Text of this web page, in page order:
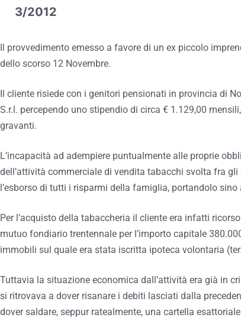
3/2012
Il provvedimento emesso a favore di un ex piccolo
dello scorso 12 Novembre.
Il cliente risiede con i genitori pensionati in provincia di
S.r.l. percependo uno stipendio di circa € 1.129,00
gravanti.
L’incapacità ad adempiere puntualmente alle proprie
dell’attività commerciale di vendita tabacchi svolta fra
l’esborso di tutti i risparmi della famiglia, portandolo sino
Per l’acquisto della tabaccheria il cliente era infatti
mutuo fondiario trentennale per l’importo capitale
immobili sul quale era stata iscritta ipoteca volontaria
Tuttavia la situazione economica dall’attività era già in
si ritrovava a dover risanare i debiti lasciati dalla
dover saldare, seppur ratealmente, una cartella